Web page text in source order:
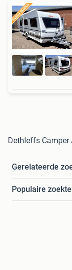
Dethleffs Camper
Gerelateerde
Populaire